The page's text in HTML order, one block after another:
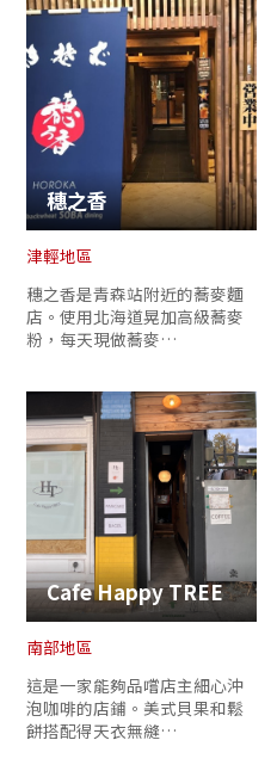
穗之香
津輕地區
穗之香是青森站附近的蕎麥麵
店。使用北海道晃加高級蕎麥
粉，每天現做蕎麥…
Cafe Happy TREE
南部地區
這是一家能夠品嚐店主細心沖
泡咖啡的店鋪。美式貝果和鬆
餅搭配得天衣無縫…